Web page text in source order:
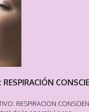
RESPIRACIÓN
RESPIRACION